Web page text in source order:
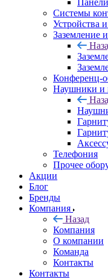
Системы
Устройства
Заземление
Конференц-
Наушники и
Телефония
Прочее
Акции
Блог
Бренды
Компания
Назад
Компания
О компании
Команда
Контакты
Контакты